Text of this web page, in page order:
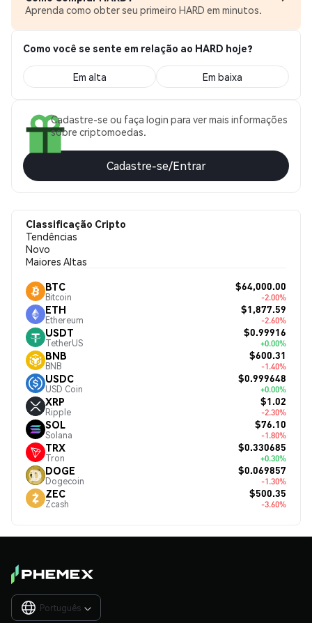
Aprenda como obter seu primeiro HARD em minutos.
Como você se sente em relação ao HARD hoje?
Em alta Em baixa
Cadastre-se ou faça login para ver mais informações
sobre criptomoedas.
Cadastre-se/Entrar
Classificação Cripto
Tendências
Novo
Maiores Altas
BTC
Bitcoin
$64,000.00
-2.00%
ETH
Ethereum
$1,877.59
-2.60%
USDT
TetherUS
$0.99916
+0.00%
BNB
BNB
$600.31
-1.40%
USDC
USD Coin
$0.999648
+0.00%
XRP
Ripple
$1.02
-2.30%
SOL
Solana
$76.10
-1.80%
TRX
Tron
$0.330685
+0.30%
DOGE
Dogecoin
$0.069857
-1.30%
ZEC
Zcash
$500.35
-3.60%
Português 